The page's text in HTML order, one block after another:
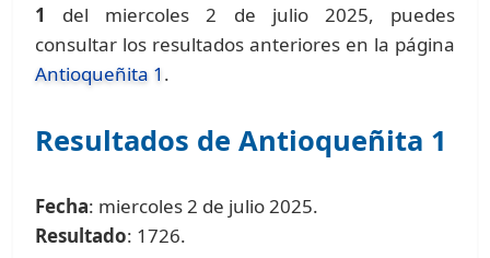
1
del miercoles 2 de julio 2025, puedes
consultar los resultados anteriores en la página
Antioqueñita 1.
Resultados de Antioqueñita 1
Fecha: miercoles 2 de julio 2025.
Resultado: 1726.